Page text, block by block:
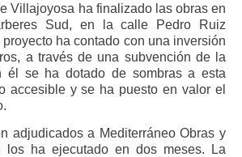
Villajoyosa ha finalizado las obras en
Sud, en la calle Pedro Ruiz
proyecto ha contado con una inversión
a través de una subvención de la
él se ha dotado de sombras a esta
accesible y se ha puesto en valor el
adjudicados a Mediterráneo Obras y
los ha ejecutado en dos meses. La